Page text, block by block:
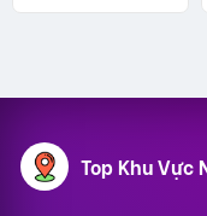
Top Khu Vực